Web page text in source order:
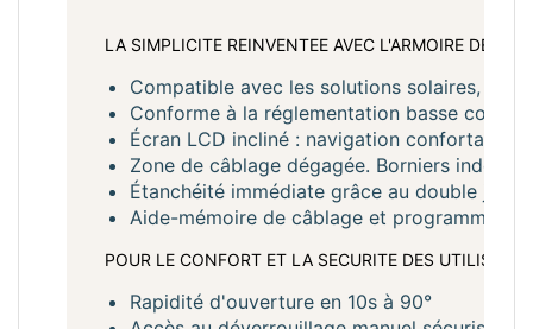
LA SIMPLICITE REINVENTEE AVEC L'ARMOIRE DE
Compatible avec les solutions solaires,
Conforme à la réglementation basse
Écran LCD incliné : navigation confortable
Zone de câblage dégagée. Borniers
Étanchéité immédiate grâce au double joint
Aide-mémoire de câblage et
POUR LE CONFORT ET LA SECURITE DES
Rapidité d'ouverture en 10s à 90°